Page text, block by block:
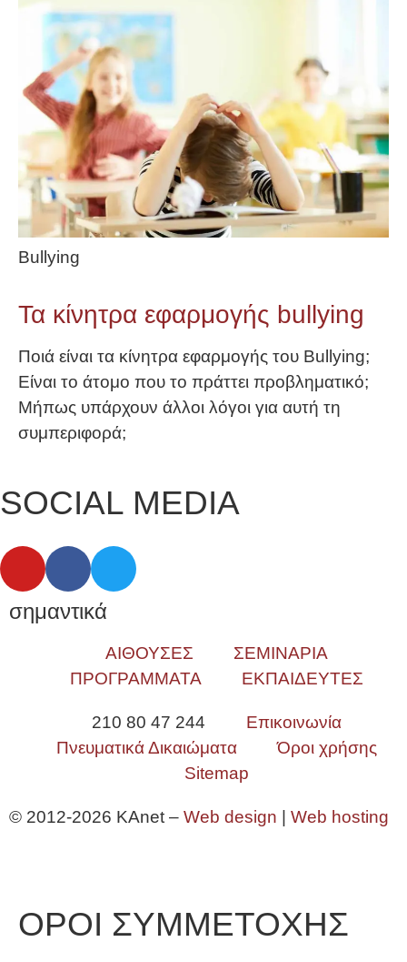
Bullying
Τα κίνητρα εφαρμογής bullying
Ποιά είναι τα κίνητρα εφαρμογής του Bullying;
Είναι το άτομο που το πράττει προβληματικό;
Μήπως υπάρχουν άλλοι λόγοι για αυτή τη
συμπεριφορά;
SOCIAL MEDIA
σημαντικά
ΑΙΘΟΥΣΕΣ
ΣΕΜΙΝΑΡΙΑ
ΠΡΟΓΡΑΜΜΑΤΑ
ΕΚΠΑΙΔΕΥΤΕΣ
210 80 47 244
Επικοινωνία
Πνευματικά Δικαιώματα
Όροι χρήσης
Sitemap
© 2012-2026 KAnet – Web design | Web hosting
ΟΡΟΙ ΣΥΜΜΕΤΟΧΗΣ